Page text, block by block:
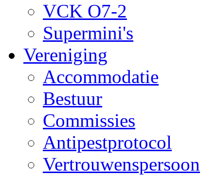
VCK O7-2
Supermini's
Vereniging
Accommodatie
Bestuur
Commissies
Antipestprotocol
Vertrouwenspersoon